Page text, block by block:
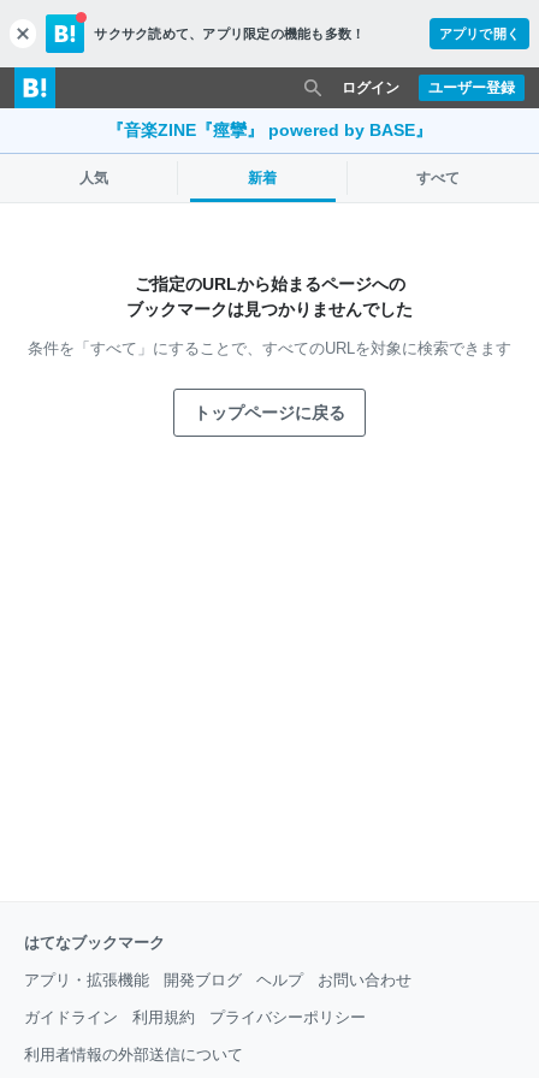
c
l
o
s
サクサク読めて、 アプリ限定の機能も多数！ アプリで開く
ユーザー登録
ログイン
『音楽ZINE『痙攣』 powered by BASE』
人気 新着 すべて
ご指定のURLから始まるページへの
ブックマークは見つかりませんでした
条件を「すべて」にすることで、 すべてのURLを対象に検索できます
トップページに戻る
はてなブックマーク
アプリ・拡張機能 開発ブログ ヘルプ お問い合わせ
ガイドライン 利用規約 プライバシーポリシー
利用者情報の外部送信について